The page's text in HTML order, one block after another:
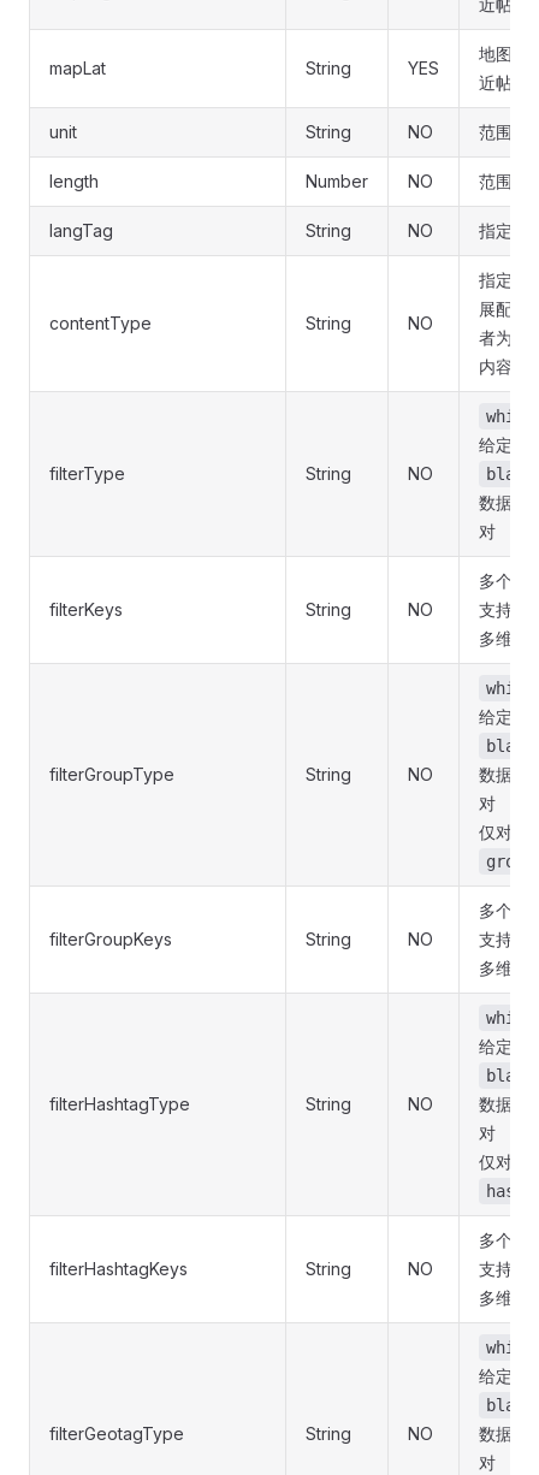
近帖子
mapLat String YES
地图纬
近帖子
unit String NO 范围单
length Number NO 范围
langTag String NO 指定范
contentType String NO
指定类
展配置
者为
内容
filterType String NO
给定键
数据中
对
filterKeys String NO
多个以
支持「
多维数
filterGroupType String NO
给定键
数据中
对
仅对返
group
filterGroupKeys String NO
多个以
支持「
多维数
filterHashtagType String NO
给定键
数据中
对
仅对返
filterHashtagKeys String NO
多个以
支持「
多维数
filterGeotagType String NO
给定键
数据中
对